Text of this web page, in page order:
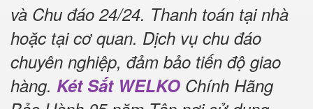
và Chu đáo 24/24. Thanh toán tại nhà
hoặc tại cơ quan. Dịch vụ chu đáo
chuyên nghiệp, đảm bảo tiến độ giao
hàng. Két Sắt WELKO Chính Hãng